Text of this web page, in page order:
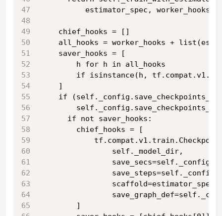
estimator_spec, worker_hooks,
    chief_hooks = []
all_hooks = worker_hooks +
    saver_hooks = [
        h for h in all_hooks
if isinstance(h,
    ]
if
      if not saver_hooks:
        chief_hooks = [
                self._model_dir,
        ]